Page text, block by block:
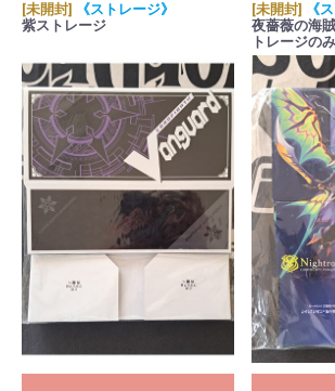
[未開封]
《ストレージ》
紫ストレージ
[未開封]
《
夜薔薇の海
トレージのみ